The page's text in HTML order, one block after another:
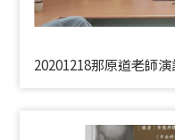
20201218那原道老師